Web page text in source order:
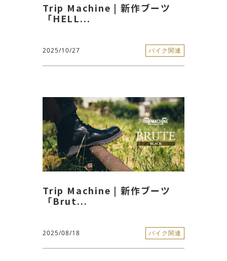
Trip Machine | 新作ブーツ
「HELL...
2025/10/27 バイク関連
Trip Machine | 新作ブーツ
「Brut...
2025/08/18 バイク関連